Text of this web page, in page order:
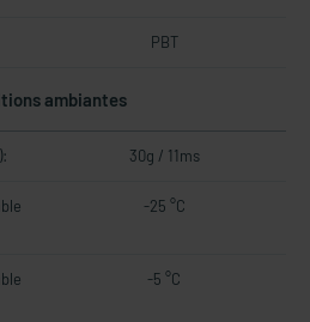
PBT
ambiantes
30g / 11ms
-25 °C
-5 °C